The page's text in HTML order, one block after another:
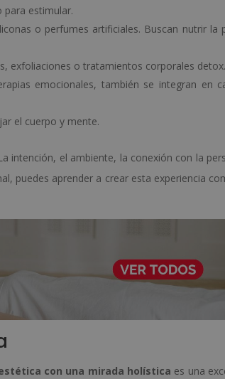
estimular.
o perfumes artificiales. Buscan nutrir la
exfoliaciones o tratamientos corporales detox.
emocionales, también se integran en
el cuerpo y mente.
intención, el ambiente, la conexión con la
puedes aprender a crear esta experiencia
con una mirada holística es una